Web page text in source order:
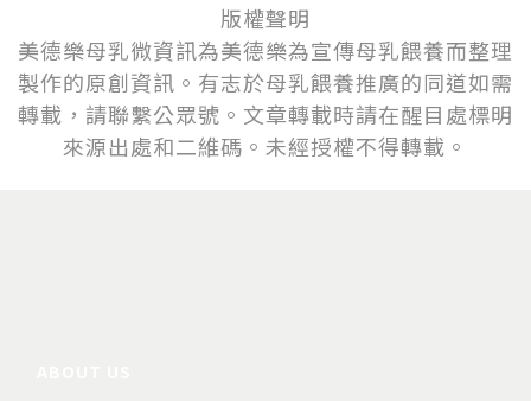
版權聲明
美德樂母乳微資訊為美德樂為宣傳母乳餵養而整理
製作的原創資訊。有志於母乳餵養推廣的同道如需
轉載，請聯繫公眾號。文章轉載時請在醒目處標明
來源出處和二維碼。未經授權不得轉載。